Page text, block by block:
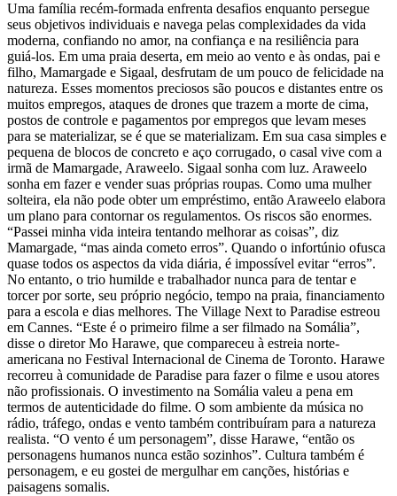
Uma família recém-formada enfrenta desafios enquanto persegue
seus objetivos individuais e navega pelas complexidades da vida
moderna, confiando no amor, na confiança e na resiliência para
guiá-los. Em uma praia deserta, em meio ao vento e às ondas, pai e
filho, Mamargade e Sigaal, desfrutam de um pouco de felicidade na
natureza. Esses momentos preciosos são poucos e distantes entre os
muitos empregos, ataques de drones que trazem a morte de cima,
postos de controle e pagamentos por empregos que levam meses
para se materializar, se é que se materializam. Em sua casa simples e
pequena de blocos de concreto e aço corrugado, o casal vive com a
irmã de Mamargade, Araweelo. Sigaal sonha com luz. Araweelo
sonha em fazer e vender suas próprias roupas. Como uma mulher
solteira, ela não pode obter um empréstimo, então Araweelo elabora
um plano para contornar os regulamentos. Os riscos são enormes.
“Passei minha vida inteira tentando melhorar as coisas”, diz
Mamargade, “mas ainda cometo erros”. Quando o infortúnio ofusca
quase todos os aspectos da vida diária, é impossível evitar “erros”.
No entanto, o trio humilde e trabalhador nunca para de tentar e
torcer por sorte, seu próprio negócio, tempo na praia, financiamento
para a escola e dias melhores. The Village Next to Paradise estreou
em Cannes. “Este é o primeiro filme a ser filmado na Somália”,
disse o diretor Mo Harawe, que compareceu à estreia norte-
americana no Festival Internacional de Cinema de Toronto. Harawe
recorreu à comunidade de Paradise para fazer o filme e usou atores
não profissionais. O investimento na Somália valeu a pena em
termos de autenticidade do filme. O som ambiente da música no
rádio, tráfego, ondas e vento também contribuíram para a natureza
realista. “O vento é um personagem”, disse Harawe, “então os
personagens humanos nunca estão sozinhos”. Cultura também é
personagem, e eu gostei de mergulhar em canções, histórias e
paisagens somalis.